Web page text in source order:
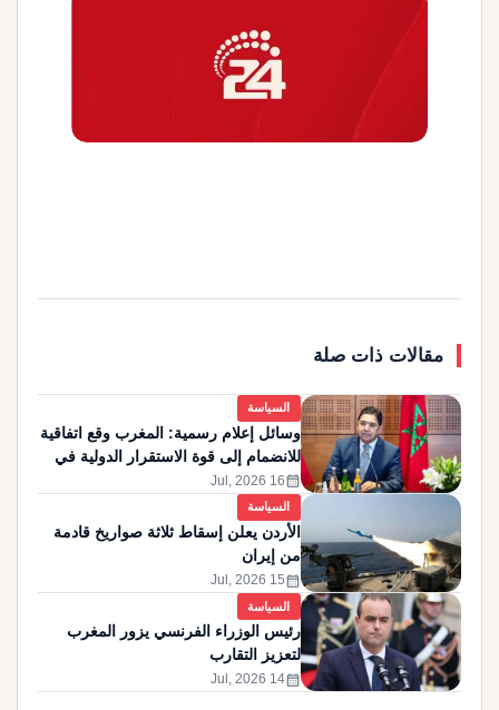
مقالات ذات صلة
السياسة
وسائل إعلام رسمية: المغرب وقع اتفاقية
للانضمام إلى قوة الاستقرار الدولية في
غزة
calendar_month
16 Jul, 2026
السياسة
الأردن يعلن إسقاط ثلاثة صواريخ قادمة
من إيران
calendar_month
15 Jul, 2026
السياسة
رئيس الوزراء الفرنسي يزور المغرب
لتعزيز التقارب
calendar_month
14 Jul, 2026